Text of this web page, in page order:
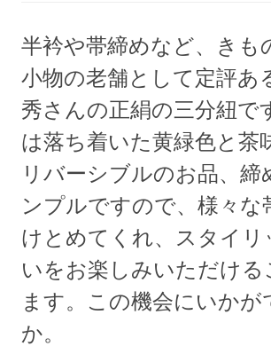
半衿や帯締めなど、きも
小物の老舗として定評あ
秀さんの正絹の三分紐で
は落ち着いた黄緑色と茶
リバーシブルのお品、締
ンプルですので、様々な
けとめてくれ、スタイリ
いをお楽しみいただける
ます。この機会にいかが
か。